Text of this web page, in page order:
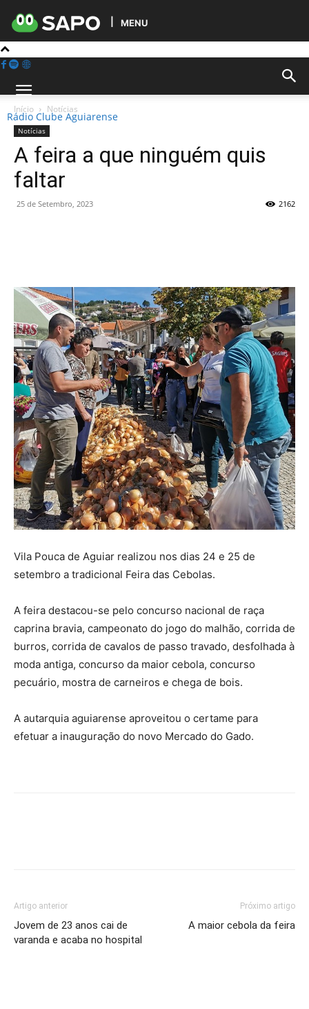
MENU
Rádio Clube Aguiarense
Início Notícias
Notícias
A feira a que ninguém quis
faltar
25 de Setembro, 2023 2162
Vila Pouca de Aguiar realizou nos dias 24 e 25 de
setembro a tradicional Feira das Cebolas.
A feira destacou-se pelo concurso nacional de raça
caprina bravia, campeonato do jogo do malhão, corrida de
burros, corrida de cavalos de passo travado, desfolhada à
moda antiga, concurso da maior cebola, concurso
pecuário, mostra de carneiros e chega de bois.
A autarquia aguiarense aproveitou o certame para
efetuar a inauguração do novo Mercado do Gado.
Artigo anterior
Jovem de 23 anos cai de
varanda e acaba no hospital
Próximo artigo
A maior cebola da feira